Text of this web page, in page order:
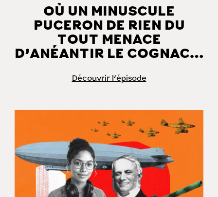
OÙ UN MINUSCULE
PUCERON DE RIEN DU
TOUT MENACE
D’ANÉANTIR LE COGNAC…
Découvrir l'épisode